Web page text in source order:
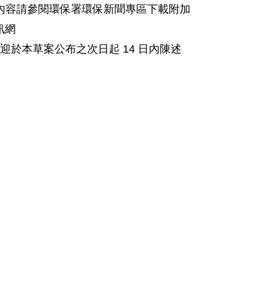
請參閱環保署環保新聞專區下載附加
網
於本草案公布之次日起 14 日內陳述